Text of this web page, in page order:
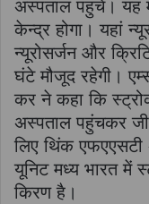
अस्पताल पहुंचे। यह
केन्द्र होगा। यहां
न्यूरोसर्जन और
घंटे मौजूद रहेगी।
कर ने कहा कि
अस्पताल पहुंचकर
लिए थिंक एफएएसटी
यूनिट मध्य भारत में
किरण है।